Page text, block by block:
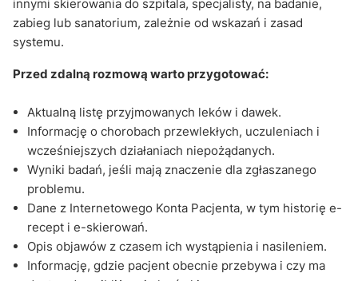
innymi skierowania do szpitala, specjalisty, na badanie,
zabieg lub sanatorium, zależnie od wskazań i zasad
systemu.
Przed zdalną rozmową warto przygotować:
Aktualną listę przyjmowanych leków i dawek.
Informację o chorobach przewlekłych, uczuleniach i
wcześniejszych działaniach niepożądanych.
Wyniki badań, jeśli mają znaczenie dla zgłaszanego
problemu.
Dane z Internetowego Konta Pacjenta, w tym historię e-
recept i e-skierowań.
Opis objawów z czasem ich wystąpienia i nasileniem.
Informację, gdzie pacjent obecnie przebywa i czy ma